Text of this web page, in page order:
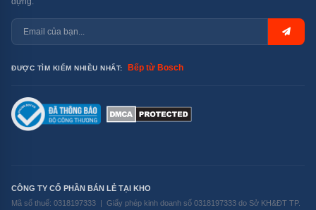
ĐƯỢC TÌM KIẾM NHIỀU NHẤT: Bếp từ Bosch
CÔNG TY CỔ PHẦN BÁN LẺ TẠI KHO
Mã số thuế: 0318197333 | Giấy phép kinh doanh số 0318197333 do Sở KH&ĐT TP.